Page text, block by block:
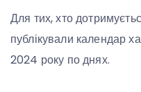
Для тих, хто
публікували календар
2024 року по днях.